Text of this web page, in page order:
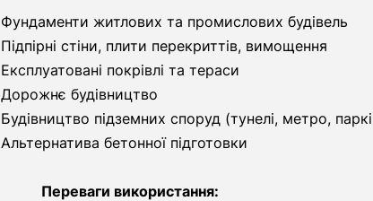
Фундаменти житлових та промислових будівель
Підпірні стіни, плити перекриттів, вимощення
Експлуатовані покрівлі та тераси
Дорожнє будівництво
Будівництво підземних споруд (тунелі, метро,
Альтернатива бетонної підготовки
Переваги використання: